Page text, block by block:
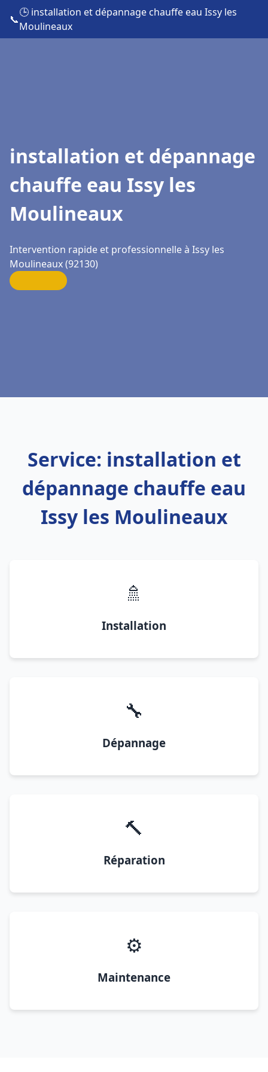
📞
🕒 installation et dépannage chauffe eau Issy les
Moulineaux
installation et dépannage
chauffe eau Issy les
Moulineaux
Intervention rapide et professionnelle à Issy les
Moulineaux (92130)
Service: installation et
dépannage chauffe eau
Issy les Moulineaux
🚿
Installation
🔧
Dépannage
🔨
Réparation
⚙️
Maintenance